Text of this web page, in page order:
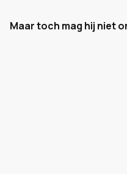
Maar toch mag hij niet